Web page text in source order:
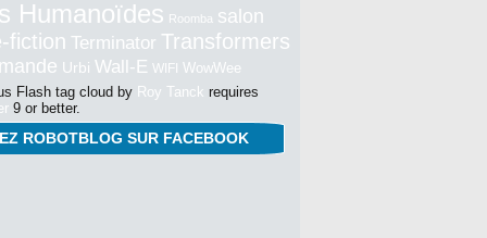
Humanoïdes Roomba salon
fiction Terminator Transformers
Urbi Wall-E WIFI WowWee
Flash tag cloud by Roy Tanck requires
9 or better.
ROBOTBLOG SUR FACEBOOK